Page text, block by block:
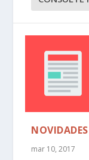
mar 10, 2017